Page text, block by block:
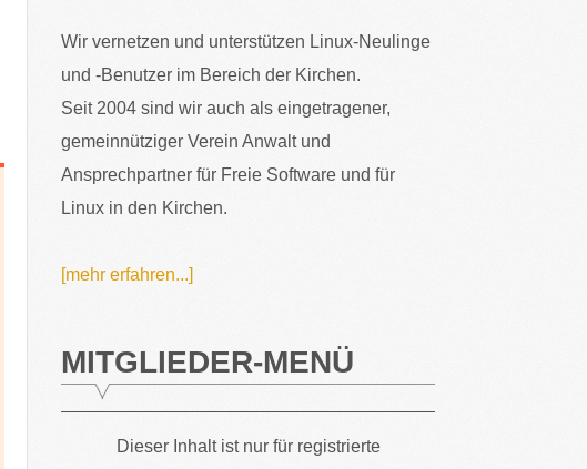
Wir vernetzen und unterstützen Linux-Neulinge
und -Benutzer im Bereich der Kirchen.
Seit 2004 sind wir auch als eingetragener,
gemeinnütziger Verein Anwalt und
Ansprechpartner für Freie Software und für
Linux in den Kirchen.
[mehr erfahren...]
MITGLIEDER-MENÜ
Dieser Inhalt ist nur für registrierte